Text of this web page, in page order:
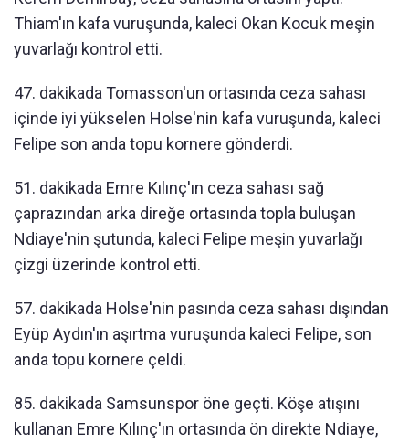
Thiam'ın kafa vuruşunda, kaleci Okan Kocuk meşin
yuvarlağı kontrol etti.
47. dakikada Tomasson'un ortasında ceza sahası
içinde iyi yükselen Holse'nin kafa vuruşunda, kaleci
Felipe son anda topu kornere gönderdi.
51. dakikada Emre Kılınç'ın ceza sahası sağ
çaprazından arka direğe ortasında topla buluşan
Ndiaye'nin şutunda, kaleci Felipe meşin yuvarlağı
çizgi üzerinde kontrol etti.
57. dakikada Holse'nin pasında ceza sahası dışından
Eyüp Aydın'ın aşırtma vuruşunda kaleci Felipe, son
anda topu kornere çeldi.
85. dakikada Samsunspor öne geçti. Köşe atışını
kullanan Emre Kılınç'ın ortasında ön direkte Ndiaye,